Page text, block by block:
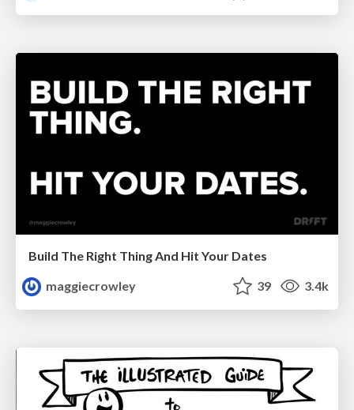
Build The Right Thing And Hit Your Dates
maggiecrowley
39 3.4k